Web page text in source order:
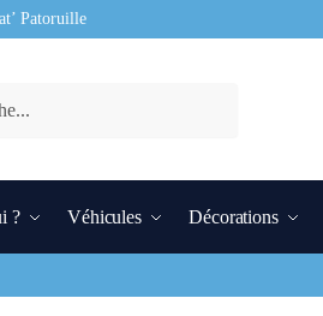
Patoruille
? Véhicules Décorations